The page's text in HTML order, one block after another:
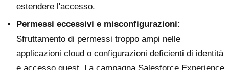
estendere l'accesso.
Permessi eccessivi e misconfigurazioni:
Sfruttamento di permessi troppo ampi nelle
applicazioni cloud o configurazioni deficienti di identità